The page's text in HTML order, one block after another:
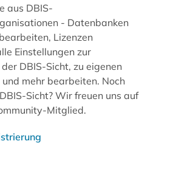
aus DBIS-
- Datenbanken
Lizenzen
Einstellungen zur
DBIS-Sicht, zu eigenen
mehr bearbeiten. Noch
Sicht? Wir freuen uns auf
Mitglied.